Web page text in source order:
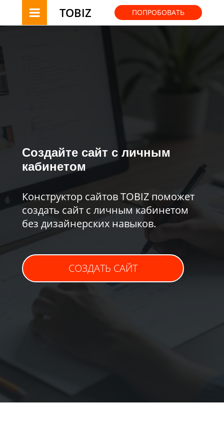
TOBIZ ПОПРОБОВАТЬ
Создайте сайт с личным
кабинетом
Конструктор сайтов TOBIZ поможет
создать сайт с личным кабинетом
без дизайнерских навыков.
СОЗДАТЬ САЙТ